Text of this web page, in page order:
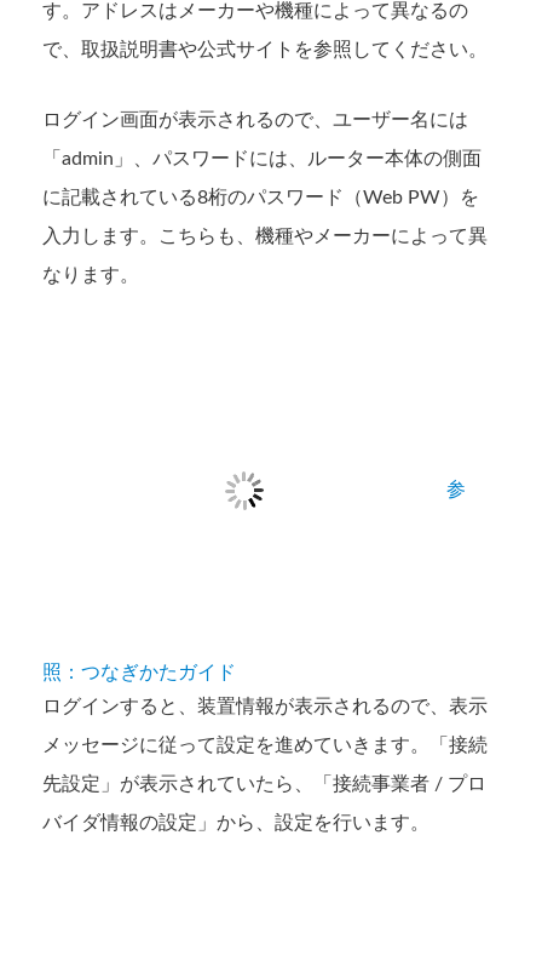
す。アドレスはメーカーや機種によって異なるの
で、取扱説明書や公式サイトを参照してください。
ログイン画面が表示されるので、ユーザー名には
「admin」、パスワードには、ルーター本体の側面
に記載されている8桁のパスワード（Web PW）を
入力します。こちらも、機種やメーカーによって異
なります。
参
照：つなぎかたガイド
ログインすると、装置情報が表示されるので、表示
メッセージに従って設定を進めていきます。「接続
先設定」が表示されていたら、「接続事業者 / プロ
バイダ情報の設定」から、設定を行います。